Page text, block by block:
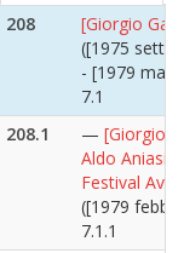
208
[Giorgio
([1975
- [1979
7.1
208.1
— [Giorgio
Aldo Aniasi al
Festival
([1979
7.1.1